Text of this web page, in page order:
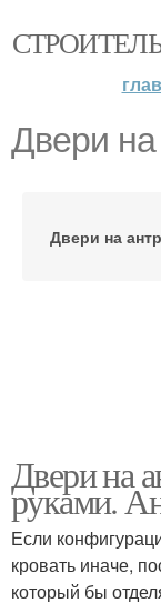
Двери
Двери на
Двери на
руками.
Если
кровать иначе,
который бы